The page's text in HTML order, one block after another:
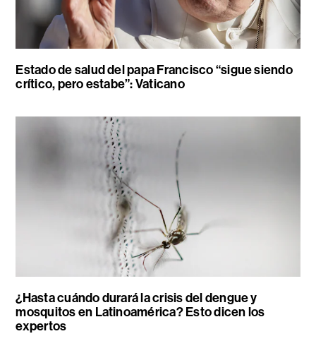
Estado de salud del papa Francisco “sigue siendo
crítico, pero estabe”: Vaticano
¿Hasta cuándo durará la crisis del dengue y
mosquitos en Latinoamérica? Esto dicen los
expertos